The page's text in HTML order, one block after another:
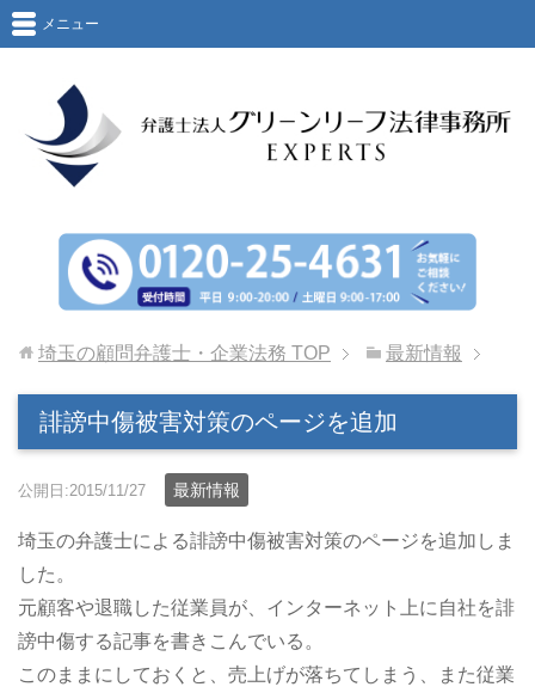
メニュー
埼玉の顧問弁護士・企業法務 TOP 最新情報
誹謗中傷被害対策のページを追加
公開日:2015/11/27 最新情報
埼玉の弁護士による誹謗中傷被害対策のページを追加しま
した。
元顧客や退職した従業員が、インターネット上に自社を誹
謗中傷する記事を書きこんでいる。
このままにしておくと、売上げが落ちてしまう、また従業